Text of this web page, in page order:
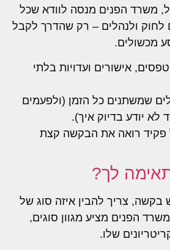
משרד הפנים מנסה לוודא שכל
ולנהלים – רק שהדרך לקבל
מכשולים.
אישורים ועדויות בלתי
שמשתנים כל הזמן (ולפעמים
יודע בדיוק איך).
פקיד רואה את הבקשה קצת
לך?
בקשה, צריך להבין איזה סוג של
הפנים מציע מגוון סוגים,
שלו.